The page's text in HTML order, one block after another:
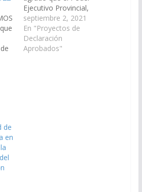
Ejecutivo Provincial,
gestione la inclusión
del municipio de
Campo Quijano en las
Mesas de Trabajo
septiembre 2, 2021
En "Proyectos de
Declaración
Aprobados"
de
en